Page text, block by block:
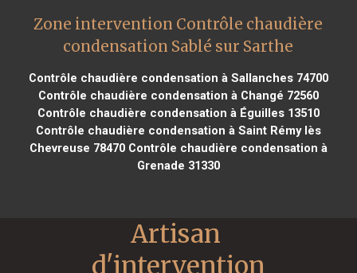
Zone intervention Contrôle chaudière
condensation Sablé sur Sarthe
Contrôle chaudière condensation à Sallanches 74700
Contrôle chaudière condensation à Changé 72560
Contrôle chaudière condensation à Éguilles 13510
Contrôle chaudière condensation à Saint Rémy lès
Chevreuse 78470Contrôle chaudière condensation à
Grenade 31330
Artisan
d'intervention